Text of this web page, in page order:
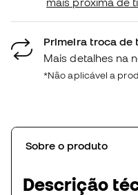
Primeira troca de
Mais detalhes na
*Não aplicável a
Sobre o produto
Descrição